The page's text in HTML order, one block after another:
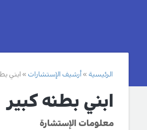
الرئيسية أرشيف الإستشارات ابني
ابني بطنه كبير
معلومات الإستشارة